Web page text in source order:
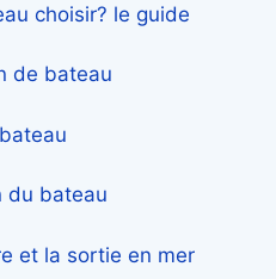
choisir? le guide
de bateau
du bateau
et la sortie en mer